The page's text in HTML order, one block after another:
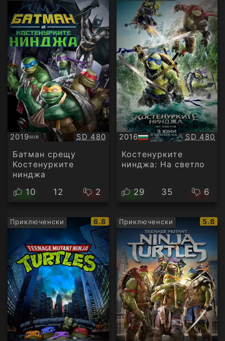
2019SUB
Субтитри Качество:
SD 480
Батман срещу
Костенурките
нинджа
10
12 2
2016
БГ
аудио
SD 480
Костенурките
нинджа: На светло
29 35 6
Приключенски
IMDb
рейтинг:
6.8 Приключенски
IMDb
5.8